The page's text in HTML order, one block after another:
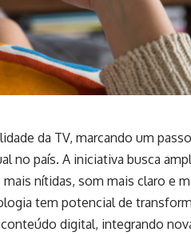
da TV, marcando um passo
no país. A iniciativa busca
nítidas, som mais claro e
tem potencial de
digital, integrando